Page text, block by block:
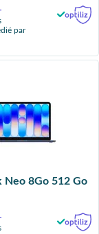
par
Neo 8Go 512 Go